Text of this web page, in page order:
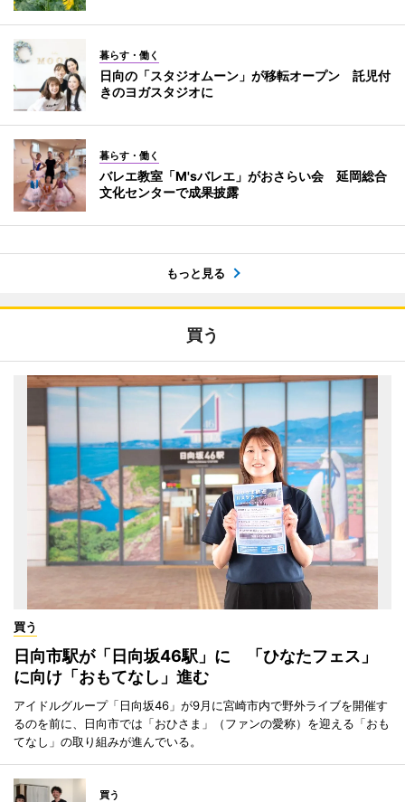
暮らす・働く
日向の「スタジオムーン」が移転オープン 託児付
きのヨガスタジオに
暮らす・働く
バレエ教室「M'sバレエ」がおさらい会 延岡総合
文化センターで成果披露
もっと見る
買う
買う
日向市駅が「日向坂46駅」に 「ひなたフェス」
に向け「おもてなし」進む
アイドルグループ「日向坂46」が9月に宮崎市内で野外ライブを開催す
るのを前に、日向市では「おひさま」（ファンの愛称）を迎える「おも
てなし」の取り組みが進んでいる。
買う